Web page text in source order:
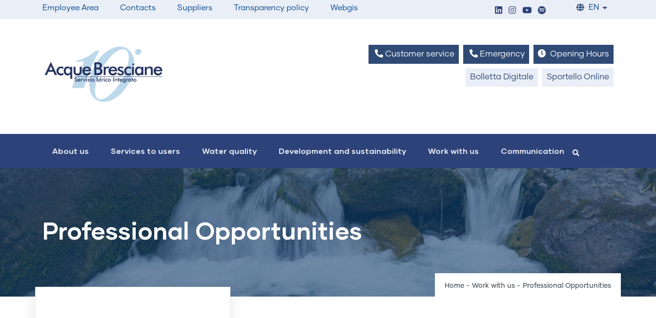
Top
Employee Area Contacts Suppliers Transparency policy Webgis EN List
Customer service Emergency Opening Hours
Bolletta Digitale Sportello Online
navigation
About us Services to users Water quality Development and sustainability Work with us Communication
Professional Opportunities
Breadcrumb
Home - Work with us - Professional Opportunities